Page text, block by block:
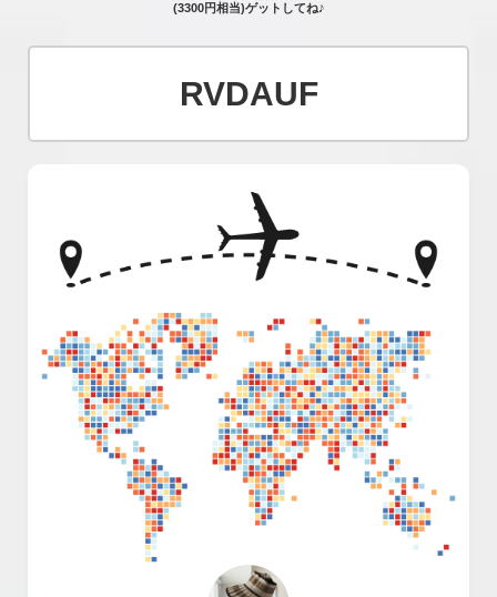
(3300円相当)ゲットしてね♪
RVDAUF